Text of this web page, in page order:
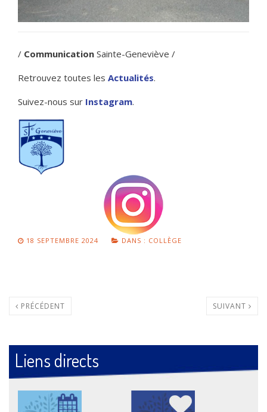
/ Communication Sainte-Geneviève /
Retrouvez toutes les Actualités.
Suivez-nous sur Instagram.
18 SEPTEMBRE 2024 DANS : COLLÈGE
PRÉCÉDENT SUIVANT
Liens directs